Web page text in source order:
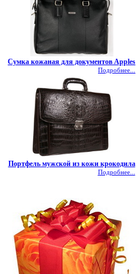
Сумка кожаная для документов Apples
Подробнее...
Портфель мужской из кожи крокодила
Подробнее...